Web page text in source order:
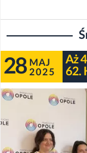
28 MAJ
2025
Aż
62.